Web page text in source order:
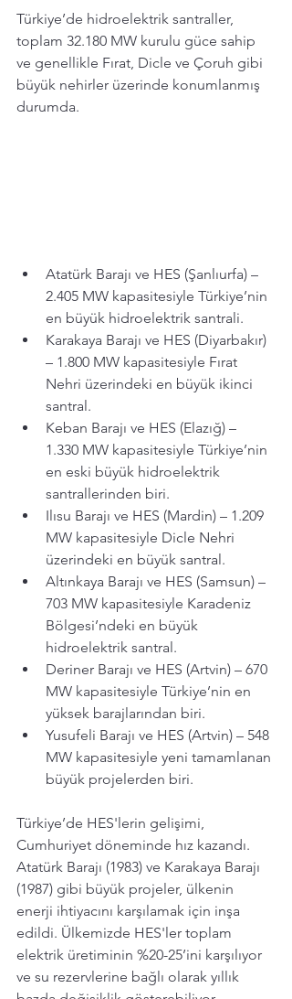
Türkiye’de hidroelektrik santraller,
toplam 32.180 MW kurulu güce sahip
ve genellikle Fırat, Dicle ve Çoruh gibi
büyük nehirler üzerinde konumlanmış
durumda.
Atatürk Barajı ve HES (Şanlıurfa) –
2.405 MW kapasitesiyle Türkiye’nin
en büyük hidroelektrik santrali.
Karakaya Barajı ve HES (Diyarbakır)
– 1.800 MW kapasitesiyle Fırat
Nehri üzerindeki en büyük ikinci
santral.
Keban Barajı ve HES (Elazığ) –
1.330 MW kapasitesiyle Türkiye’nin
en eski büyük hidroelektrik
santrallerinden biri.
Ilısu Barajı ve HES (Mardin) – 1.209
MW kapasitesiyle Dicle Nehri
üzerindeki en büyük santral.
Altınkaya Barajı ve HES (Samsun) –
703 MW kapasitesiyle Karadeniz
Bölgesi’ndeki en büyük
hidroelektrik santral.
Deriner Barajı ve HES (Artvin) – 670
MW kapasitesiyle Türkiye’nin en
yüksek barajlarından biri.
Yusufeli Barajı ve HES (Artvin) – 548
MW kapasitesiyle yeni tamamlanan
büyük projelerden biri.
Türkiye’de HES'lerin gelişimi,
Cumhuriyet döneminde hız kazandı.
Atatürk Barajı (1983) ve Karakaya Barajı
(1987) gibi büyük projeler, ülkenin
enerji ihtiyacını karşılamak için inşa
edildi. Ülkemizde HES'ler toplam
elektrik üretiminin %20-25’ini karşılıyor
ve su rezervlerine bağlı olarak yıllık